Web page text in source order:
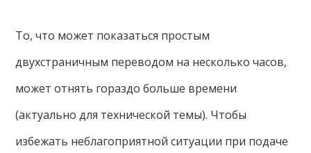
То, что может показаться простым
двухстраничным переводом на несколько часов,
может отнять гораздо больше времени
(актуально для технической темы). Чтобы
избежать неблагоприятной ситуации при подаче